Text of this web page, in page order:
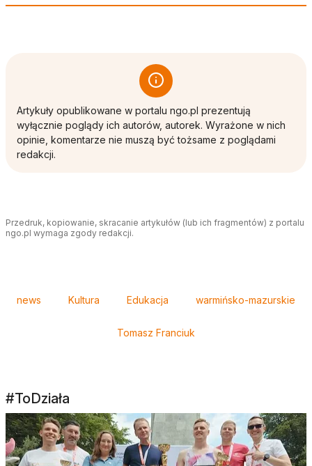
Artykuły opublikowane w portalu ngo.pl prezentują
wyłącznie poglądy ich autorów, autorek. Wyrażone w nich
opinie, komentarze nie muszą być tożsame z poglądami
redakcji.
Przedruk, kopiowanie, skracanie artykułów (lub ich fragmentów) z portalu
ngo.pl wymaga zgody redakcji.
news Kultura Edukacja warmińsko-mazurskie
Tomasz Franciuk
#ToDziała